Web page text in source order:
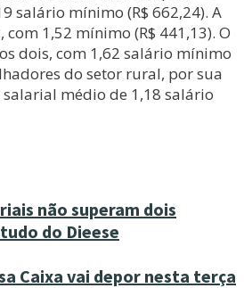
salário mínimo (R$ 662,24). A
1,52 mínimo (R$ 441,13). O
dois, com 1,62 salário mínimo
do setor rural, por sua
médio de 1,18 salário
não superam dois
do Dieese
Caixa vai depor nesta terça